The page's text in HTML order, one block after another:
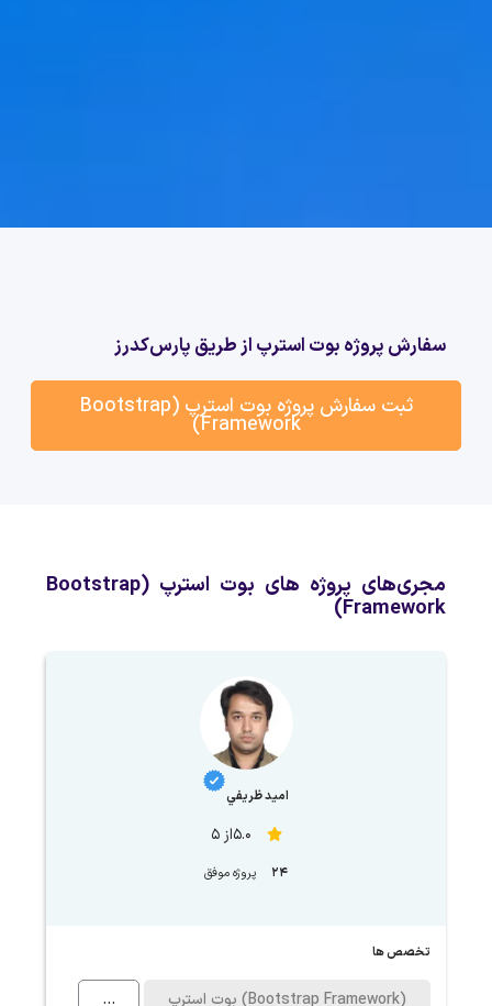
سفارش پروژه بوت استرپ از طریق پارس‌کدرز
ثبت سفارش پروژه بوت استرپ (Bootstrap
Framework)
مجری‌های پروژه های بوت استرپ (Bootstrap
Framework)
اميد ظريفي
5.0از 5
24 پروژه موفق
تخصص ها
بوت استرپ (Bootstrap Framework) ...